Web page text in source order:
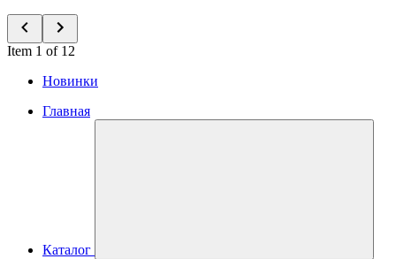
Item 1 of 12
Новинки
Главная
Каталог